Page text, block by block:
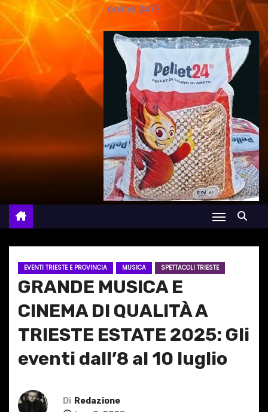
online 24/7
EVENTI TRIESTE E PROVINCIA MUSICA SPETTACOLI TRIESTE
GRANDE MUSICA E
CINEMA DI QUALITÀ A
TRIESTE ESTATE 2025: Gli
eventi dall’8 al 10 luglio
Di Redazione